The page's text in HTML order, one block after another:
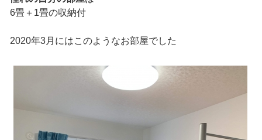
6畳＋1畳の収納付
2020年3月にはこのようなお部屋でした